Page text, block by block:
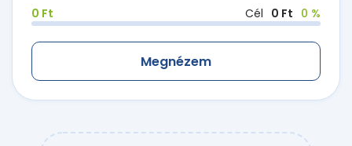
0 Ft Cél 0 Ft 0 %
Megnézem